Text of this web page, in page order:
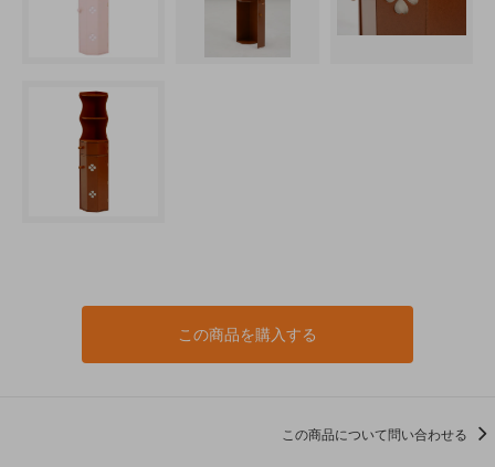
この商品を購入する
この商品について問い合わせる